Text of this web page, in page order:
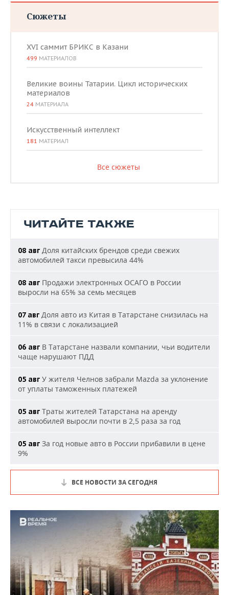
Сюжеты
XVI саммит БРИКС в Казани
499 МАТЕРИАЛОВ
Великие воины Татарии. Цикл исторических
материалов
24 МАТЕРИАЛА
Искусственный интеллект
181 МАТЕРИАЛ
Все сюжеты
ЧИТАЙТЕ ТАКЖЕ
08 авг Доля китайских брендов среди свежих
автомобилей такси превысила 44%
08 авг Продажи электронных ОСАГО в России
выросли на 65% за семь месяцев
07 авг Доля авто из Китая в Татарстане снизилась на
11% в связи с локализацией
06 авг В Татарстане назвали компании, чьи водители
чаще нарушают ПДД
05 авг У жителя Челнов забрали Mazda за уклонение
от уплаты таможенных платежей
05 авг Траты жителей Татарстана на аренду
автомобилей выросли почти в 2,5 раза за год
05 авг За год новые авто в России прибавили в цене
9%
ВСЕ НОВОСТИ ЗА СЕГОДНЯ